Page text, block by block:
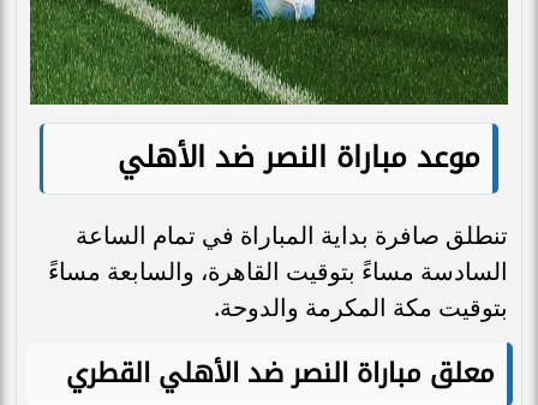
موعد مباراة النصر ضد الأهلي
تنطلق صافرة بداية المباراة في تمام الساعة
السادسة مساءً بتوقيت القاهرة، والسابعة مساءً
بتوقيت مكة المكرمة والدوحة.
معلق مباراة النصر ضد الأهلي القطري